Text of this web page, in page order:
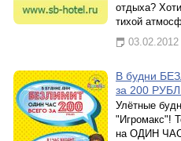
отдыха?
тихой
03.02.2012
В будни
за 200
Улётные
"Игромакс"!
на ОДИН ЧАС